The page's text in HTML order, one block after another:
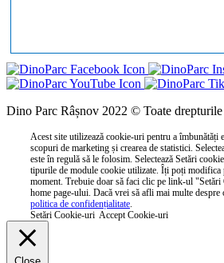
Dino Parc Râșnov 2022 © Toate drepturile
Acest site utilizează cookie-uri pentru a
scopuri de marketing și crearea de statistici.
este în regulă să le folosim. Selectează Setări
tipurile de module cookie utilizate. Îți poți modifica
moment. Trebuie doar să faci clic pe link-ul
home page-ului. Dacă vrei să afli mai multe
politica de confidențialitate
Setări Cookie-uri Accept Cookie-uri